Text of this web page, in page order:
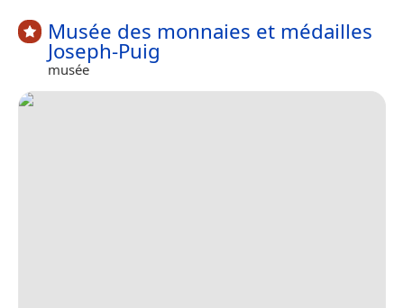
Musée des monnaies et médailles
Joseph-Puig
musée